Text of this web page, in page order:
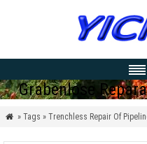
Grabenlose
 » Tags » Trenchless Repair Of